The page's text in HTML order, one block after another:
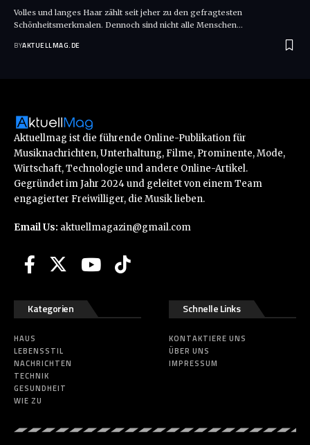
Volles und langes Haar zählt seit jeher zu den gefragtesten
Schönheitsmerkmalen. Dennoch sind nicht alle Menschen…
BYAKTUELLMAG.DE
Aktuellmag ist die führende Online-Publikation für
Musiknachrichten, Unterhaltung, Filme, Prominente, Mode,
Wirtschaft, Technologie und andere Online-Artikel.
Gegründet im Jahr 2024 und geleitet von einem Team
engagierter Freiwilliger, die Musik lieben.
Email Us: aktuellmagazin@gmail.com
Kategorien
HAUS
LEBENSSTIL
NACHRICHTEN
TECHNIK
GESUNDHEIT
WIE ZU
Schnelle Links
KONTAKTIERE UNS
ÜBER UNS
IMPRESSUM